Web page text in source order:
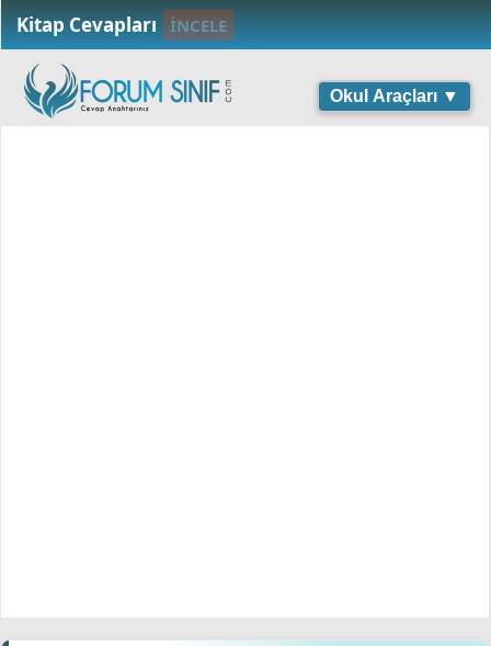
Kitap Cevapları İNCELE
Okul Araçları ▼